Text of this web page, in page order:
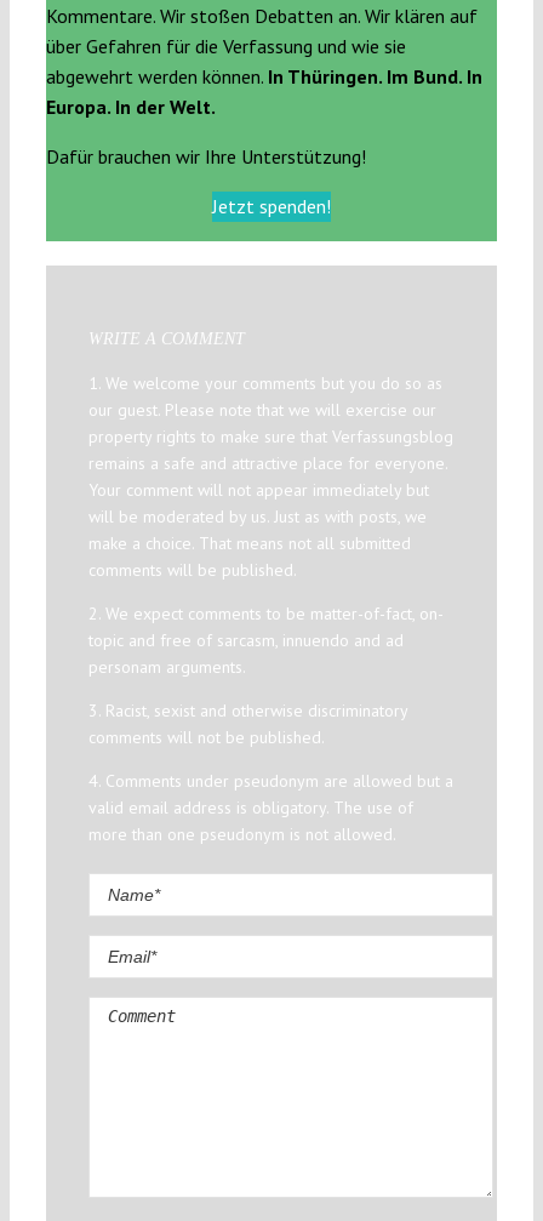
Kommentare. Wir stoßen Debatten an. Wir klären auf
über Gefahren für die Verfassung und wie sie
abgewehrt werden können. In Thüringen. Im Bund. In
Europa. In der Welt.
Dafür brauchen wir Ihre Unterstützung!
Jetzt spenden!
WRITE A COMMENT
1. We welcome your comments but you do so as
our guest. Please note that we will exercise our
property rights to make sure that Verfassungsblog
remains a safe and attractive place for everyone.
Your comment will not appear immediately but
will be moderated by us. Just as with posts, we
make a choice. That means not all submitted
comments will be published.
2. We expect comments to be matter-of-fact, on-
topic and free of sarcasm, innuendo and ad
personam arguments.
3. Racist, sexist and otherwise discriminatory
comments will not be published.
4. Comments under pseudonym are allowed but a
valid email address is obligatory. The use of
more than one pseudonym is not allowed.
Comment